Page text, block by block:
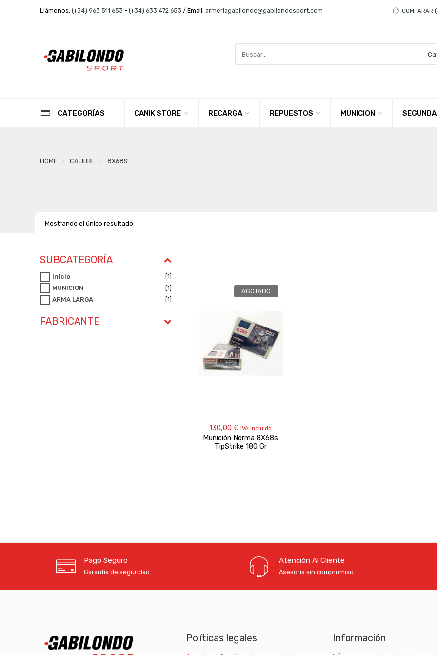
Llámenos: (+34) 963 511 653 - (+34) 633 472 653 / Email: armeriagabilondo@gabilondosport.com COMPARAR
here
CATEGORÍAS CANIK STORE RECARGA REPUESTOS MUNICION
HOME CALIBRE 8X68S
Mostrando el único resultado
AGOTADO
130,00€ IVA incluido
Munición Norma 8X68s
TipStrike 180 Gr
SUBCATEGORÍA
Inicio
[1]
MUNICION
[1]
ARMA LARGA
[1]
FABRICANTE
Pago Seguro
Garantía de seguridad
Atención Al Cliente
Asesoría sin compromiso
Políticas legales Información